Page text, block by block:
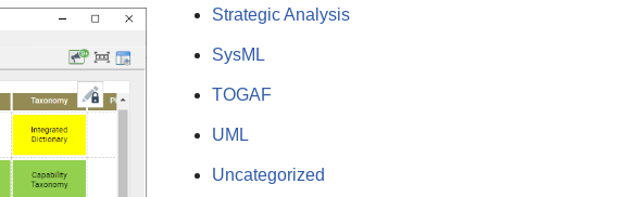
Strategic Analysis
SysML
TOGAF
UML
Uncategorized